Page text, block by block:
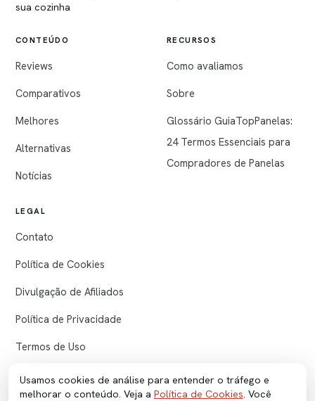
sua cozinha
CONTEÚDO
Reviews
Comparativos
Melhores
Alternativas
Notícias
RECURSOS
Como avaliamos
Sobre
Glossário GuiaTopPanelas:
24 Termos Essenciais para
Compradores de Panelas
LEGAL
Contato
Política de Cookies
Divulgação de Afiliados
Política de Privacidade
Termos de Uso
© 2026 GuiaTopPanelas. Conteúdo produzido com apoio de IA e
Usamos cookies de análise para entender o tráfego e
melhorar o conteúdo. Veja a Política de Cookies. Você